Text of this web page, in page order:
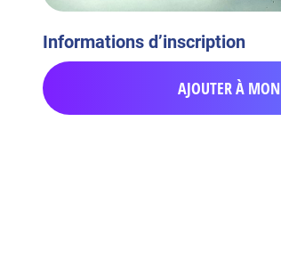
Informations d’inscription
AJOUTER À